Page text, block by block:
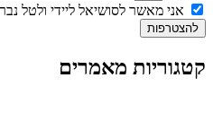
אני מאשר לסושיאל ליידי ולטל
להצטרפות
קטגוריות מאמרים